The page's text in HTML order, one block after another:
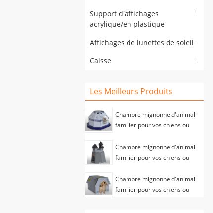
Support d'affichages
acrylique/en plastique
Affichages de lunettes de soleil
Caisse
Les Meilleurs Produits
Chambre mignonne d'animal
familier pour vos chiens ou
Chambre mignonne d'animal
familier pour vos chiens ou
Chambre mignonne d'animal
familier pour vos chiens ou